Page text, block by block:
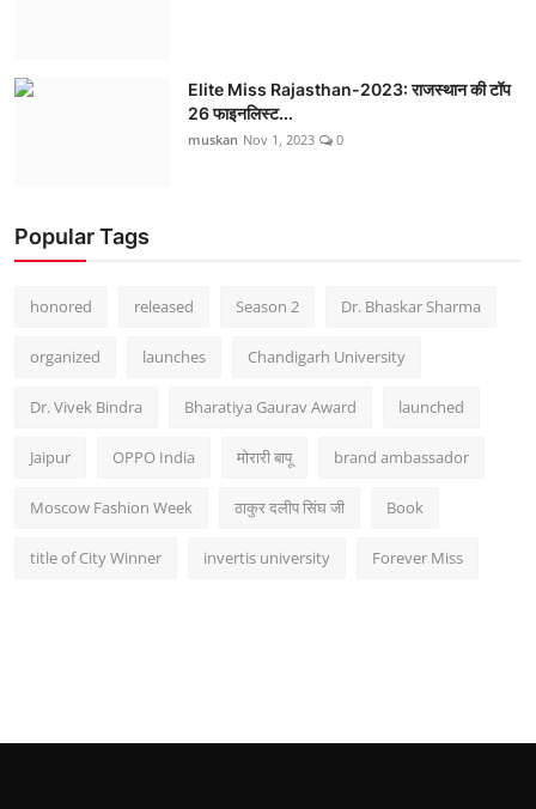
Elite Miss Rajasthan-2023: राजस्थान की टॉप
26 फाइनलिस्ट...
muskan Nov 1, 2023 0
Popular Tags
honored released Season 2 Dr. Bhaskar Sharma
organized launches Chandigarh University
Dr. Vivek Bindra Bharatiya Gaurav Award launched
Jaipur OPPO India मोरारी बापू brand ambassador
Moscow Fashion Week ठाकुर दलीप सिंघ जी Book
title of City Winner invertis university Forever Miss